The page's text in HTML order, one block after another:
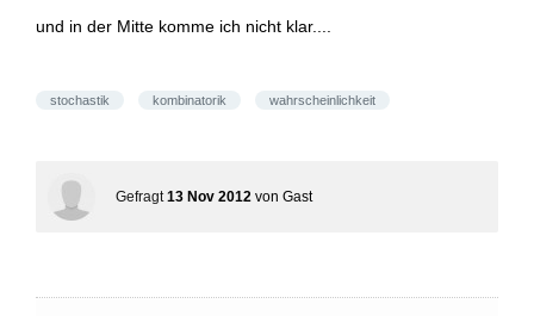
und in der Mitte komme ich nicht klar....
stochastik kombinatorik wahrscheinlichkeit
Gefragt 13 Nov 2012 von Gast